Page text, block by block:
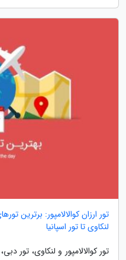
تور ارزان کوالالامپور: برترین
لنکاوی تا تور اسپانیا
تور کوالالامپور و لنکاوی، تور